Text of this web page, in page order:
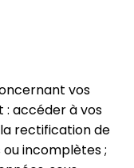
vos
: accéder à vos
rectification de
incomplètes ;